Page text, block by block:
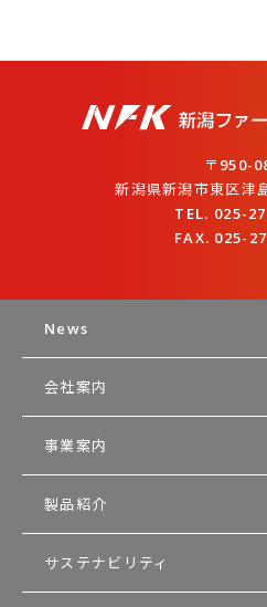
〒950-
新潟県新潟市東区津
TEL. 025-
FAX. 025-
News
会社案内
事業案内
製品紹介
サステナビリティ